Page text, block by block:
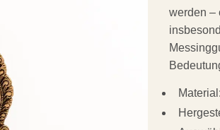
werden –